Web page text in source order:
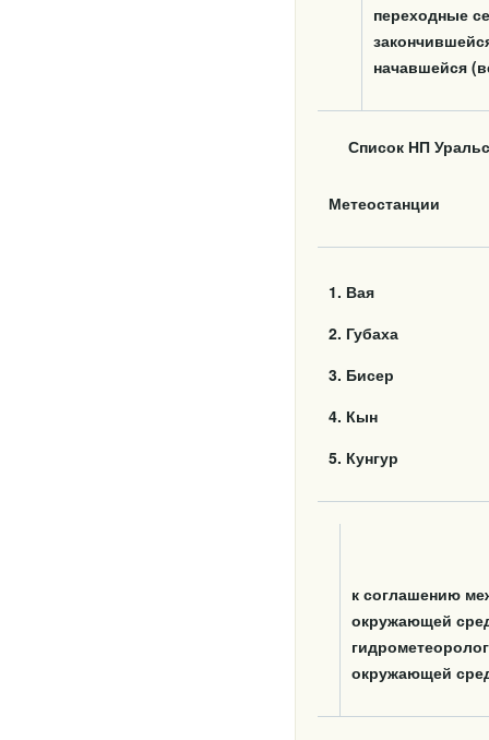
переходные
начавшейся
Список НП
Метеостанции
1. Вая
2. Губаха
3. Бисер
4. Кын
5. Кунгур
к соглашению
окружающей
окружающей